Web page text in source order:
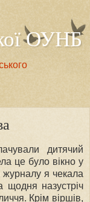
ОУНБ
дитячий
це було вікно у
журналу я чекала
щодня назустріч
Крім віршів,